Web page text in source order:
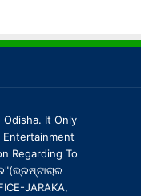
Odisha. It Only
Regarding To
JARAKA,